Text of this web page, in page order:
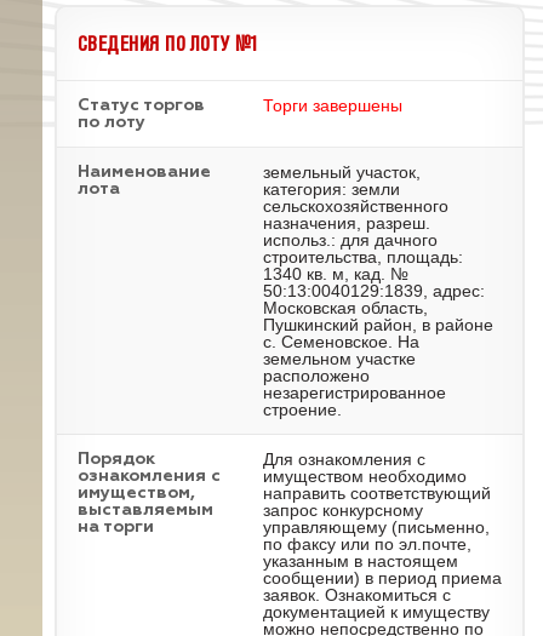
СВЕДЕНИЯ ПО ЛОТУ №1
Статус торгов
по лоту
Торги завершены
Наименование
лота
земельный участок,
категория: земли
сельскохозяйственного
назначения, разреш.
использ.: для дачного
строительства, площадь:
1340 кв. м, кад. №
50:13:0040129:1839, адрес:
Московская область,
Пушкинский район, в районе
с. Семеновское. На
земельном участке
расположено
незарегистрированное
строение.
Порядок
ознакомления с
имуществом,
выставляемым
на торги
Для ознакомления с
имуществом необходимо
направить соответствующий
запрос конкурсному
управляющему (письменно,
по факсу или по эл.почте,
указанным в настоящем
сообщении) в период приема
заявок. Ознакомиться с
документацией к имуществу
можно непосредственно по